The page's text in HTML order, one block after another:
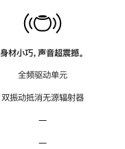
身材小巧，声音超震撼。
全频驱动单元
双振动抵消无源辐射器
—
—